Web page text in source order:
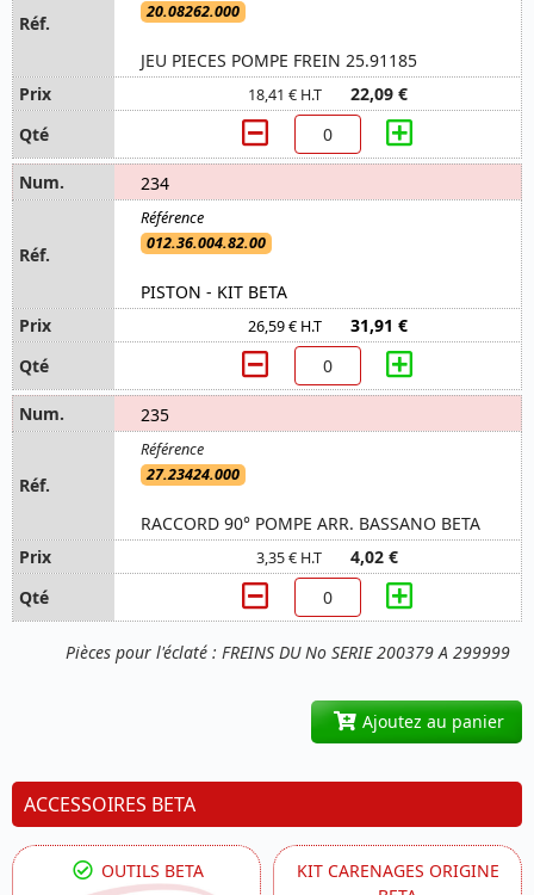
Pièces pour l'éclaté : FREINS DU No SERIE 200379 A 299999
20.08262.000
JEU PIECES POMPE FREIN 25.91185
18,41 € H.T 22,09 €
234
012.36.004.82.00
PISTON - KIT BETA
26,59 € H.T 31,91 €
235
27.23424.000
RACCORD 90° POMPE ARR. BASSANO BETA
3,35 € H.T 4,02 €
Ajoutez au panier
ACCESSOIRES BETA
OUTILS BETA
KIT CARENAGES ORIGINE